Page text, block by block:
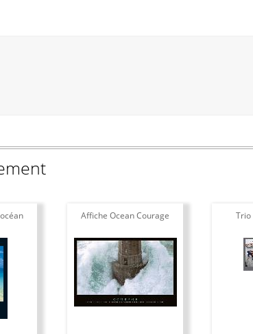
Affiche Ocean Courage
Trio